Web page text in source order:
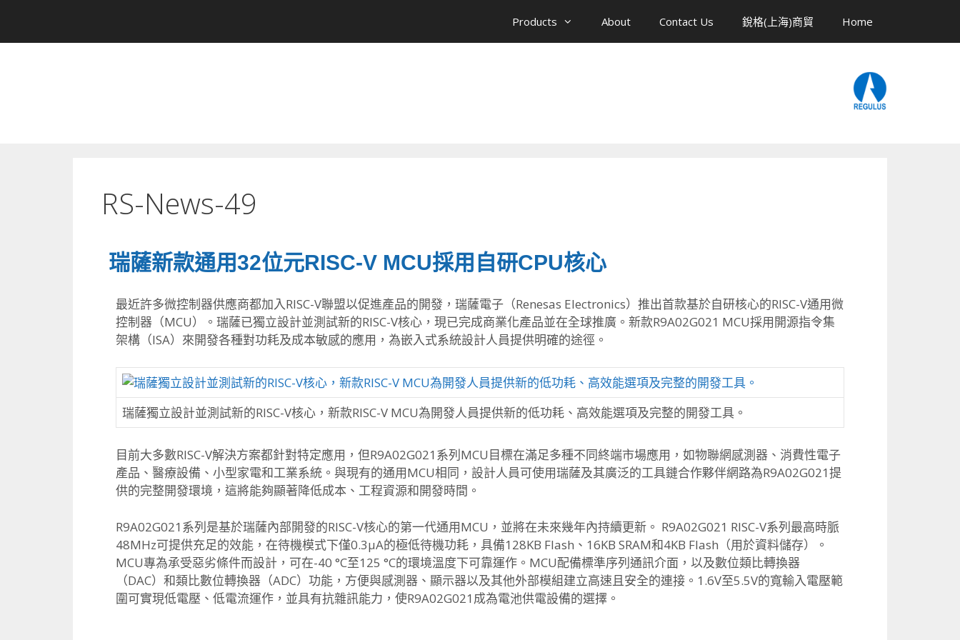
Products About Contact Us 銳格(上海)商貿 Home
RS-News-49
瑞薩新款通用32位元RISC-V MCU採用自研CPU核心
最近許多微控制器供應商都加入RISC-V聯盟以促進產品的開發，瑞薩電子（Renesas Electronics）推出首款基於自研核心的RISC-V通用微
控制器（MCU）。瑞薩已獨立設計並測試新的RISC-V核心，現已完成商業化產品並在全球推廣。新款R9A02G021 MCU採用開源指令集
架構（ISA）來開發各種對功耗及成本敏感的應用，為嵌入式系統設計人員提供明確的途徑。
瑞薩獨立設計並測試新的RISC-V核心，新款RISC-V MCU為開發人員提供新的低功耗、高效能選項及完整的開發工具。
目前大多數RISC-V解決方案都針對特定應用，但R9A02G021系列MCU目標在滿足多種不同終端市場應用，如物聯網感測器、消費性電子
產品、醫療設備、小型家電和工業系統。與現有的通用MCU相同，設計人員可使用瑞薩及其廣泛的工具鏈合作夥伴網路為R9A02G021提
供的完整開發環境，這將能夠顯著降低成本、工程資源和開發時間。
R9A02G021系列是基於瑞薩內部開發的RISC-V核心的第一代通用MCU，並將在未來幾年內持續更新。 R9A02G021 RISC-V系列最高時脈
48MHz可提供充足的效能，在待機模式下僅0.3μA的極低待機功耗，具備128KB Flash、16KB SRAM和4KB Flash（用於資料儲存）。
MCU專為承受惡劣條件而設計，可在-40 °C至125 °C的環境溫度下可靠運作。MCU配備標準序列通訊介面，以及數位類比轉換器
（DAC）和類比數位轉換器（ADC）功能，方便與感測器、顯示器以及其他外部模組建立高速且安全的連接。1.6V至5.5V的寬輸入電壓範
圍可實現低電壓、低電流運作，並具有抗雜訊能力，使R9A02G021成為電池供電設備的選擇。